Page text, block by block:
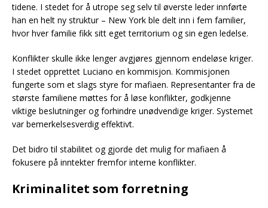
tidene. I stedet for å utrope seg selv til øverste leder innførte
han en helt ny struktur – New York ble delt inn i fem familier,
hvor hver familie fikk sitt eget territorium og sin egen ledelse.
Konflikter skulle ikke lenger avgjøres gjennom endeløse kriger.
I stedet opprettet Luciano en kommisjon. Kommisjonen
fungerte som et slags styre for mafiaen. Representanter fra de
største familiene møttes for å løse konflikter, godkjenne
viktige beslutninger og forhindre unødvendige kriger. Systemet
var bemerkelsesverdig effektivt.
Det bidro til stabilitet og gjorde det mulig for mafiaen å
fokusere på inntekter fremfor interne konflikter.
Kriminalitet som forretning